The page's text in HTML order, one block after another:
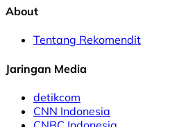
About
Tentang Rekomendit
Jaringan Media
detikcom
CNN Indonesia